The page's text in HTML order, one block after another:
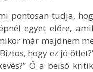
pontosan tudja,
egyet előre,
már majdnem
hogy ez jó
Ő a belső